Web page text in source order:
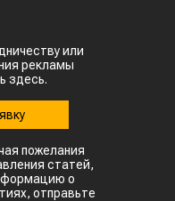
или
рекламы
здесь.
пожелания
статей,
о
отправьте